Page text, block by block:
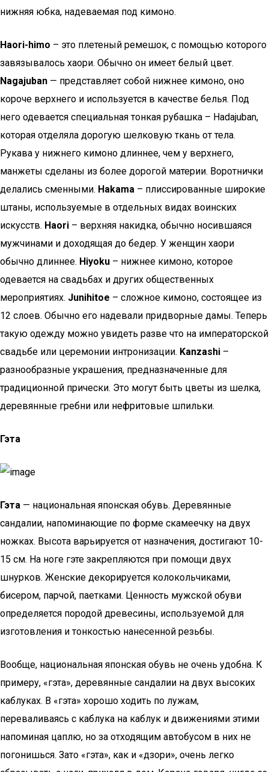
нижняя юбка, надеваемая под кимоно.
Haori-himo – это плетеный ремешок, с помощью которого
завязывалось хаори. Обычно он имеет белый цвет.
Nagajuban — представляет собой нижнее кимоно, оно
короче верхнего и используется в качестве белья. Под
него одевается специальная тонкая рубашка – Hadajuban,
которая отделяла дорогую шелковую ткань от тела.
Рукава у нижнего кимоно длиннее, чем у верхнего,
манжеты сделаны из более дорогой материи. Воротнички
делались сменными. Hakama – плиссированные широкие
штаны, используемые в отдельных видах воинских
искусств. Haori – верхняя накидка, обычно носившаяся
мужчинами и доходящая до бедер. У женщин хаори
обычно длиннее. Hiyoku – нижнее кимоно, которое
одевается на свадьбах и других общественных
мероприятиях. Junihitoe – сложное кимоно, состоящее из
12 слоев. Обычно его надевали придворные дамы. Теперь
такую одежду можно увидеть разве что на императорской
свадьбе или церемонии интронизации. Kanzashi –
разнообразные украшения, предназначенные для
традиционной прически. Это могут быть цветы из шелка,
деревянные гребни или нефритовые шпильки.
Гэта
Гэта — национальная японская обувь. Деревянные
сандалии, напоминающие по форме скамеечку на двух
ножках. Высота варьируется от назначения, достигают 10-
15 см. На ноге гэте закрепляются при помощи двух
шнурков. Женские декорируется колокольчиками,
бисером, парчой, паетками. Ценность мужской обуви
определяется породой древесины, используемой для
изготовления и тонкостью нанесенной резьбы.
Вообще, национальная японская обувь не очень удобна. К
примеру, «гэта», деревянные сандалии на двух высоких
каблуках. В «гэта» хорошо ходить по лужам,
переваливаясь с каблука на каблук и движениями этими
напоминая цаплю, но за отходящим автобусом в них не
погонишься. Зато «гэта», как и «дзори», очень легко